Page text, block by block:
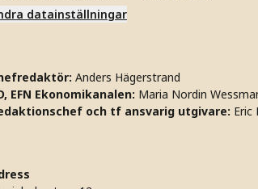
datainställningar
Anders Hägerstrand
EFN Ekonomikanalen: Maria Nordin
och tf ansvarig utgivare: Eric